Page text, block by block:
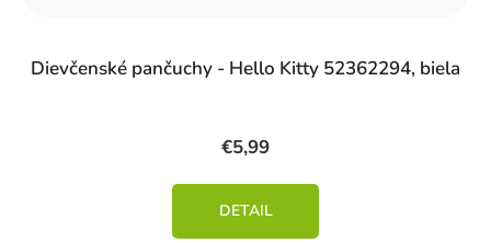
Dievčenské pančuchy - Hello Kitty 52362294, biela
€5,99
DETAIL